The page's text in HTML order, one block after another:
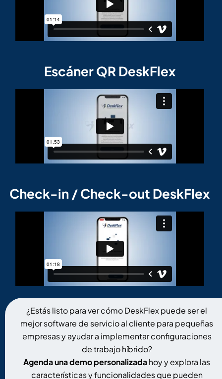
Escáner QR DeskFlex
Check-in / Check-out DeskFlex
¿Estás listo para ver cómo DeskFlex puede ser el
mejor software de servicio al cliente para pequeñas
empresas y ayudar a implementar configuraciones
de trabajo híbrido?
Agenda una demo personalizadahoy y explora las
características y funcionalidades que pueden